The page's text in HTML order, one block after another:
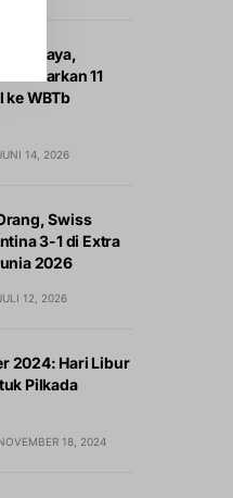
Budaya,
Daftarkan 11
ke WBTb
14, 2026
Swiss
3-1 di Extra
2026
12, 2026
2024: Hari Libur
Pilkada
18, 2024